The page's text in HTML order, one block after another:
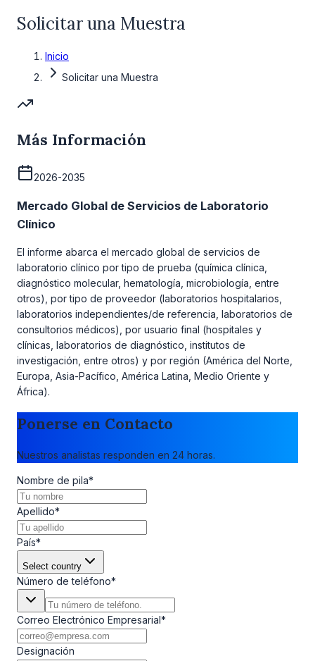
Solicitar una Muestra
Inicio
Solicitar una Muestra
Más Información
2026-2035
Mercado Global de Servicios de Laboratorio
Clínico
El informe abarca el mercado global de servicios de
laboratorio clínico por tipo de prueba (química clínica,
diagnóstico molecular, hematología, microbiología, entre
otros), por tipo de proveedor (laboratorios hospitalarios,
laboratorios independientes/de referencia, laboratorios de
consultorios médicos), por usuario final (hospitales y
clínicas, laboratorios de diagnóstico, institutos de
investigación, entre otros) y por región (América del Norte,
Europa, Asia-Pacífico, América Latina, Medio Oriente y
África).
Ponerse en Contacto
Nuestros analistas responden en 24 horas.
Nombre de pila*
Apellido*
País*
Select country
Número de teléfono*
Correo Electrónico Empresarial*
Designación